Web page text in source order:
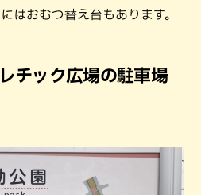
はおむつ替え台もあります。
チック広場の駐車場